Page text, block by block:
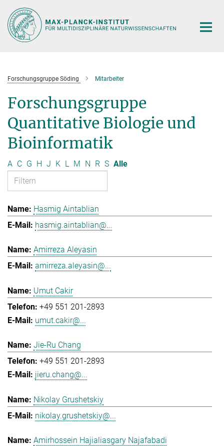
Hauptinhalt
Forschungsgruppe Söding Mitarbeiter
Forschungsgruppe
Quantitative Biologie und
Bioinformatik
A C G H J K L M N R S Alle
Hasmig Aintablian
hasmig.aintablian@...
Amirreza Aleyasin
amirreza.aleyasin@...
Umut Cakir
+49 551 201-2893
umut.cakir@...
Jie-Ru Chang
+49 551 201-2893
jieru.chang@...
Nikolay Grushetskiy
nikolay.grushetskiy@...
Amirhossein Hajialiasgary Najafabadi